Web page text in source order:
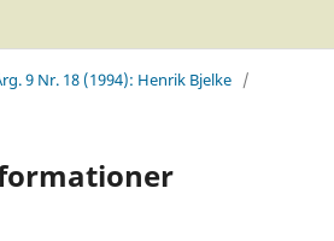
9 Nr. 18 (1994): Henrik Bjelke /